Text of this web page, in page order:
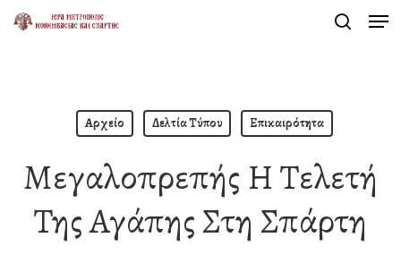
Skip
Αρχείο Δελτία Τύπου Επικαιρότητα
Μεγαλοπρεπής Η Τελετή
Της Αγάπης Στη Σπάρτη